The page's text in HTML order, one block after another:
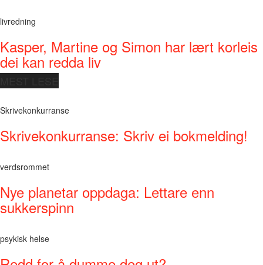
livredning
Kasper, Martine og Simon har lært korleis
dei kan redda liv
Skrivekonkurranse
Skrivekonkurranse: Skriv ei bokmelding!
verdsrommet
Nye planetar oppdaga: Lettare enn
sukkerspinn
psykisk helse